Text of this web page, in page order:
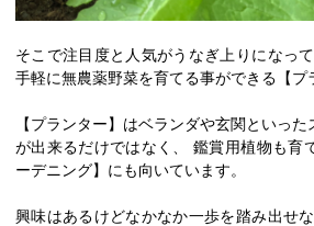
そこで注目度と人気がうなぎ上りになっ
手軽に無農薬野菜を育てる事ができる【プ
【プランター】はベランダや玄関といった
が出来るだけではなく、 鑑賞用植物も育
ーデニング】にも向いています。
興味はあるけどなかなか一歩を踏み出せ